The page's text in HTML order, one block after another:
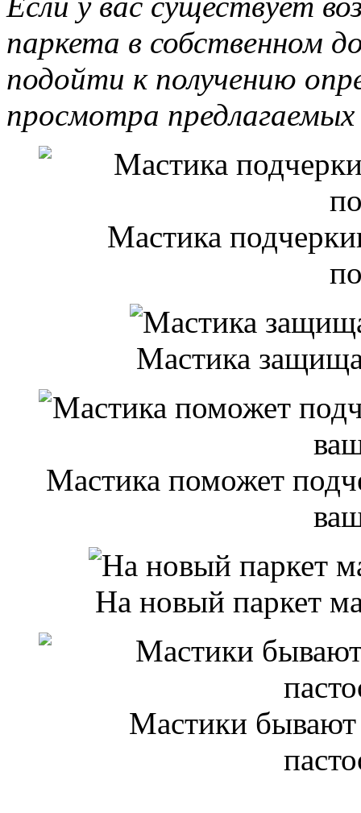
паркета в собственном
подойти к получению
просмотра предлагаемых
Мастика
Мастика
Мастика поможет
На новый паркет
Мастики